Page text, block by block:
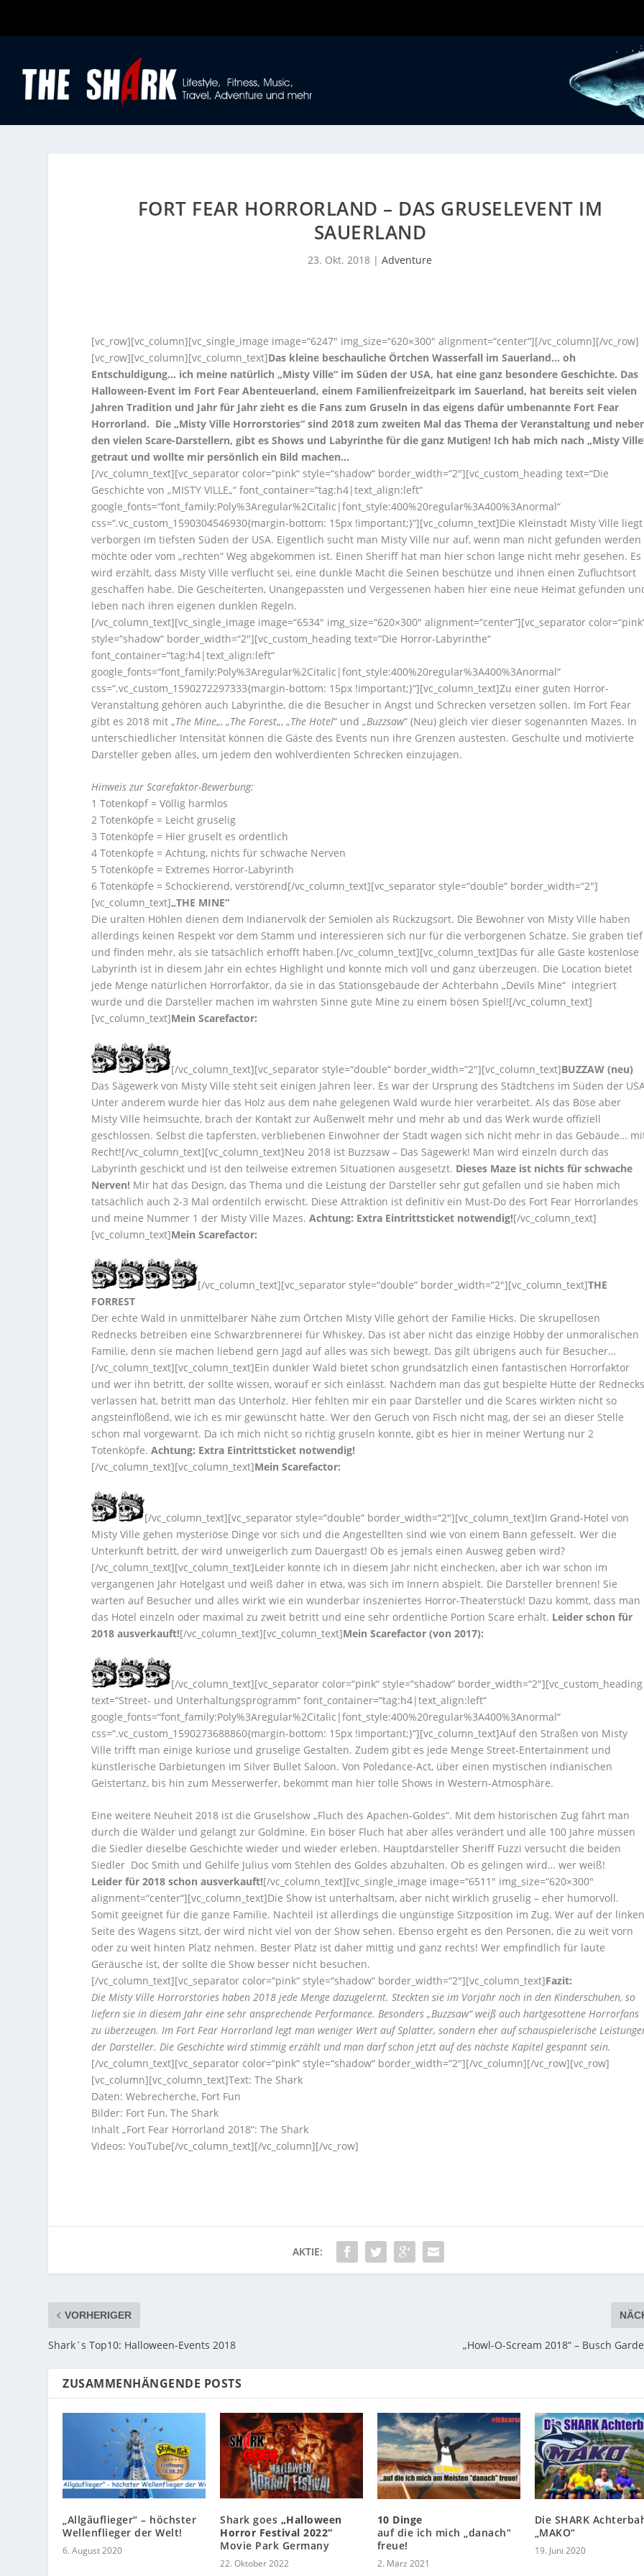
FORT FEAR HORRORLAND – DAS GRUSELEVENT IM
SAUERLAND
23. Okt. 2018 |Adventure
[vc_row][vc_column][vc_single_image image=“6247″ img_size=“620×300″ alignment=“center“][/vc_column][/vc_row]
[vc_row][vc_column][vc_column_text]Das kleine beschauliche Örtchen Wasserfall im Sauerland… oh
Entschuldigung… ich meine natürlich „Misty Ville“ im Süden der USA, hat eine ganz besondere Geschichte. Das
Halloween-Event im Fort Fear Abenteuerland, einem Familienfreizeitpark im Sauerland, hat bereits seit vielen
Jahren Tradition und Jahr für Jahr zieht es die Fans zum Gruseln in das eigens dafür umbenannte Fort Fear
Horrorland. Die „Misty Ville Horrorstories“ sind 2018 zum zweiten Mal das Thema der Veranstaltung und
den vielen Scare-Darstellern, gibt es Shows und Labyrinthe für die ganz Mutigen! Ich hab mich nach „Misty
getraut und wollte mir persönlich ein Bild machen…
[/vc_column_text][vc_separator color=“pink“ style=“shadow“ border_width=“2″][vc_custom_heading text=“Die
Geschichte von „MISTY VILLE„“ font_container=“tag:h4|text_align:left“
google_fonts=“font_family:Poly%3Aregular%2Citalic|font_style:400%20regular%3A400%3Anormal“
css=“.vc_custom_1590304546930{margin-bottom: 15px !important;}“][vc_column_text]Die Kleinstadt Misty Ville liegt
verborgen im tiefsten Süden der USA. Eigentlich sucht man Misty Ville nur auf, wenn man nicht gefunden werden
möchte oder vom „rechten“ Weg abgekommen ist. Einen Sheriff hat man hier schon lange nicht mehr gesehen. Es
wird erzählt, dass Misty Ville verflucht sei, eine dunkle Macht die Seinen beschütze und ihnen einen Zufluchtsort
geschaffen habe. Die Gescheiterten, Unangepassten und Vergessenen haben hier eine neue Heimat gefunden
leben nach ihren eigenen dunklen Regeln.
[/vc_column_text][vc_single_image image=“6534″ img_size=“620×300″ alignment=“center“][vc_separator
style=“shadow“ border_width=“2″][vc_custom_heading text=“Die Horror-Labyrinthe“
font_container=“tag:h4|text_align:left“
google_fonts=“font_family:Poly%3Aregular%2Citalic|font_style:400%20regular%3A400%3Anormal“
css=“.vc_custom_1590272297333{margin-bottom: 15px !important;}“][vc_column_text]Zu einer guten Horror-
Veranstaltung gehören auch Labyrinthe, die die Besucher in Angst und Schrecken versetzen sollen. Im Fort Fear
gibt es 2018 mit „The Mine„, „The Forest„, „The Hotel“ und „Buzzsaw“ (Neu) gleich vier dieser sogenannten Mazes. In
unterschiedlicher Intensität können die Gäste des Events nun ihre Grenzen austesten. Geschulte und motivierte
Darsteller geben alles, um jedem den wohlverdienten Schrecken einzujagen.
Hinweis zur Scarefaktor-Bewerbung:
1 Totenkopf = Völlig harmlos
2 Totenköpfe = Leicht gruselig
3 Totenköpfe = Hier gruselt es ordentlich
4 Totenköpfe = Achtung, nichts für schwache Nerven
5 Totenköpfe = Extremes Horror-Labyrinth
6 Totenköpfe = Schockierend, verstörend[/vc_column_text][vc_separator style=“double“ border_width=“2″]
[vc_column_text]„THE MINE“
Die uralten Höhlen dienen dem Indianervolk der Semiolen als Rückzugsort. Die Bewohner von Misty Ville haben
allerdings keinen Respekt vor dem Stamm und interessieren sich nur für die verborgenen Schätze. Sie graben tief
und finden mehr, als sie tatsächlich erhofft haben.[/vc_column_text][vc_column_text]Das für alle Gäste kostenlose
Labyrinth ist in diesem Jahr ein echtes Highlight und konnte mich voll und ganz überzeugen. Die Location bietet
jede Menge natürlichen Horrorfaktor, da sie in das Stationsgebäude der Achterbahn „Devils Mine“ integriert
wurde und die Darsteller machen im wahrsten Sinne gute Mine zu einem bösen Spiel![/vc_column_text]
[vc_column_text]Mein Scarefactor:
[/vc_column_text][vc_separator style=“double“ border_width=“2″][vc_column_text]BUZZAW (neu)
Das Sägewerk von Misty Ville steht seit einigen Jahren leer. Es war der Ursprung des Städtchens im Süden der
Unter anderem wurde hier das Holz aus dem nahe gelegenen Wald wurde hier verarbeitet. Als das Böse aber
Misty Ville heimsuchte, brach der Kontakt zur Außenwelt mehr und mehr ab und das Werk wurde offiziell
geschlossen. Selbst die tapfersten, verbliebenen Einwohner der Stadt wagen sich nicht mehr in das Gebäude…
Recht![/vc_column_text][vc_column_text]Neu 2018 ist Buzzsaw – Das Sägewerk! Man wird einzeln durch das
Labyrinth geschickt und ist den teilweise extremen Situationen ausgesetzt. Dieses Maze ist nichts für schwache
Nerven! Mir hat das Design, das Thema und die Leistung der Darsteller sehr gut gefallen und sie haben mich
tatsächlich auch 2-3 Mal ordentilch erwischt. Diese Attraktion ist definitiv ein Must-Do des Fort Fear Horrorlandes
und meine Nummer 1 der Misty Ville Mazes.Achtung: Extra Eintrittsticket notwendig![/vc_column_text]
[vc_column_text]Mein Scarefactor:
[/vc_column_text][vc_separator style=“double“ border_width=“2″][vc_column_text]THE
FORREST
Der echte Wald in unmittelbarer Nähe zum Örtchen Misty Ville gehört der Familie Hicks. Die skrupellosen
Rednecks betreiben eine Schwarzbrennerei für Whiskey. Das ist aber nicht das einzige Hobby der unmoralischen
Familie, denn sie machen liebend gern Jagd auf alles was sich bewegt. Das gilt übrigens auch für Besucher…
[/vc_column_text][vc_column_text]Ein dunkler Wald bietet schon grundsätzlich einen fantastischen Horrorfaktor
und wer ihn betritt, der sollte wissen, worauf er sich einlässt. Nachdem man das gut bespielte Hütte der
verlassen hat, betritt man das Unterholz. Hier fehlten mir ein paar Darsteller und die Scares wirkten nicht so
angsteinflößend, wie ich es mir gewünscht hätte. Wer den Geruch von Fisch nicht mag, der sei an dieser Stelle
schon mal vorgewarnt. Da ich mich nicht so richtig gruseln konnte, gibt es hier in meiner Wertung nur 2
Totenköpfe. Achtung: Extra Eintrittsticket notwendig!
[/vc_column_text][vc_column_text]Mein Scarefactor:
[/vc_column_text][vc_separator style=“double“ border_width=“2″][vc_column_text]Im Grand-Hotel von
Misty Ville gehen mysteriöse Dinge vor sich und die Angestellten sind wie von einem Bann gefesselt. Wer die
Unterkunft betritt, der wird unweigerlich zum Dauergast! Ob es jemals einen Ausweg geben wird?
[/vc_column_text][vc_column_text]Leider konnte ich in diesem Jahr nicht einchecken, aber ich war schon im
vergangenen Jahr Hotelgast und weiß daher in etwa, was sich im Innern abspielt. Die Darsteller brennen! Sie
warten auf Besucher und alles wirkt wie ein wunderbar inszeniertes Horror-Theaterstück! Dazu kommt, dass man
das Hotel einzeln oder maximal zu zweit betritt und eine sehr ordentliche Portion Scare erhält. Leider schon für
2018 ausverkauft![/vc_column_text][vc_column_text]Mein Scarefactor (von 2017):
[/vc_column_text][vc_separator color=“pink“ style=“shadow“ border_width=“2″][vc_custom_heading
text=“Street- und Unterhaltungsprogramm“ font_container=“tag:h4|text_align:left“
google_fonts=“font_family:Poly%3Aregular%2Citalic|font_style:400%20regular%3A400%3Anormal“
css=“.vc_custom_1590273688860{margin-bottom: 15px !important;}“][vc_column_text]Auf den Straßen von Misty
Ville trifft man einige kuriose und gruselige Gestalten. Zudem gibt es jede Menge Street-Entertainment und
künstlerische Darbietungen im Silver Bullet Saloon. Von Poledance-Act, über einen mystischen indianischen
Geistertanz, bis hin zum Messerwerfer, bekommt man hier tolle Shows in Western-Atmosphäre.
Eine weitere Neuheit 2018 ist die Gruselshow „Fluch des Apachen-Goldes“. Mit dem historischen Zug fährt man
durch die Wälder und gelangt zur Goldmine. Ein böser Fluch hat aber alles verändert und alle 100 Jahre müssen
die Siedler dieselbe Geschichte wieder und wieder erleben. Hauptdarsteller Sheriff Fuzzi versucht die beiden
Siedler Doc Smith und Gehilfe Julius vom Stehlen des Goldes abzuhalten. Ob es gelingen wird… wer weiß!
Leider für 2018 schon ausverkauft![/vc_column_text][vc_single_image image=“6511″ img_size=“620×300″
alignment=“center“][vc_column_text]Die Show ist unterhaltsam, aber nicht wirklich gruselig – eher humorvoll.
Somit geeignet für die ganze Familie. Nachteil ist allerdings die ungünstige Sitzposition im Zug. Wer auf der
Seite des Wagens sitzt, der wird nicht viel von der Show sehen. Ebenso ergeht es den Personen, die zu weit vorn
oder zu weit hinten Platz nehmen. Bester Platz ist daher mittig und ganz rechts! Wer empfindlich für laute
Geräusche ist, der sollte die Show besser nicht besuchen.
[/vc_column_text][vc_separator color=“pink“ style=“shadow“ border_width=“2″][vc_column_text]Fazit:
Die Misty Ville Horrorstories haben 2018 jede Menge dazugelernt. Steckten sie im Vorjahr noch in den Kinderschuhen, so
liefern sie in diesem Jahr eine sehr ansprechende Performance. Besonders „Buzzsaw“ weiß auch hartgesottene Horrorfans
zu überzeugen. Im Fort Fear Horrorland legt man weniger Wert auf Splatter, sondern eher auf schauspielerische
der Darsteller. Die Geschichte wird stimmig erzählt und man darf schon jetzt auf des nächste Kapitel gespannt sein.
[/vc_column_text][vc_separator color=“pink“ style=“shadow“ border_width=“2″][/vc_column][/vc_row][vc_row]
[vc_column][vc_column_text]Text: The Shark
Daten: Webrecherche, Fort Fun
Bilder: Fort Fun, The Shark
Inhalt „Fort Fear Horrorland 2018“: The Shark
Videos: YouTube[/vc_column_text][/vc_column][/vc_row]
AKTIE:
VORHERIGER
Shark´s Top10: Halloween-Events 2018 „Howl-O-Scream 2018“ – Busch
ZUSAMMENHÄNGENDE POSTS
„Allgäuflieger“ – höchster
Wellenflieger der Welt!
6. August 2020
Shark goes „Halloween
Horror Festival 2022“
Movie Park Germany
22. Oktober 2022
10 Dinge
auf die ich mich „danach“
freue!
2. März 2021
Die SHARK
„MAKO“
19. Juni 2020